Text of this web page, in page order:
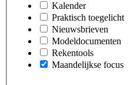
Kalender
Praktisch toegelicht
Nieuwsbrieven
Modeldocumenten
Rekentools
Maandelijkse focus